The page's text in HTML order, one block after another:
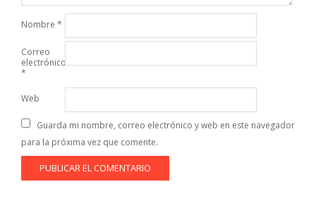
Nombre *
Correo
electrónico
*
Web
Guarda mi nombre, correo electrónico y web en este navegador
para la próxima vez que comente.